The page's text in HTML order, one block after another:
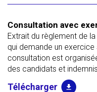
Consultation avec
Extrait du règlement de
qui demande un
consultation est
des candidats et